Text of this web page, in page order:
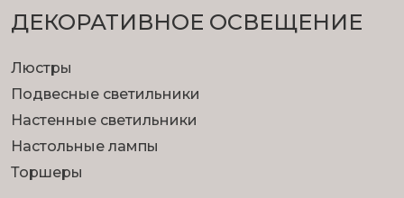
ДЕКОРАТИВНОЕ ОСВЕЩЕНИЕ
Люстры
Подвесные светильники
Настенные светильники
Настольные лампы
Торшеры